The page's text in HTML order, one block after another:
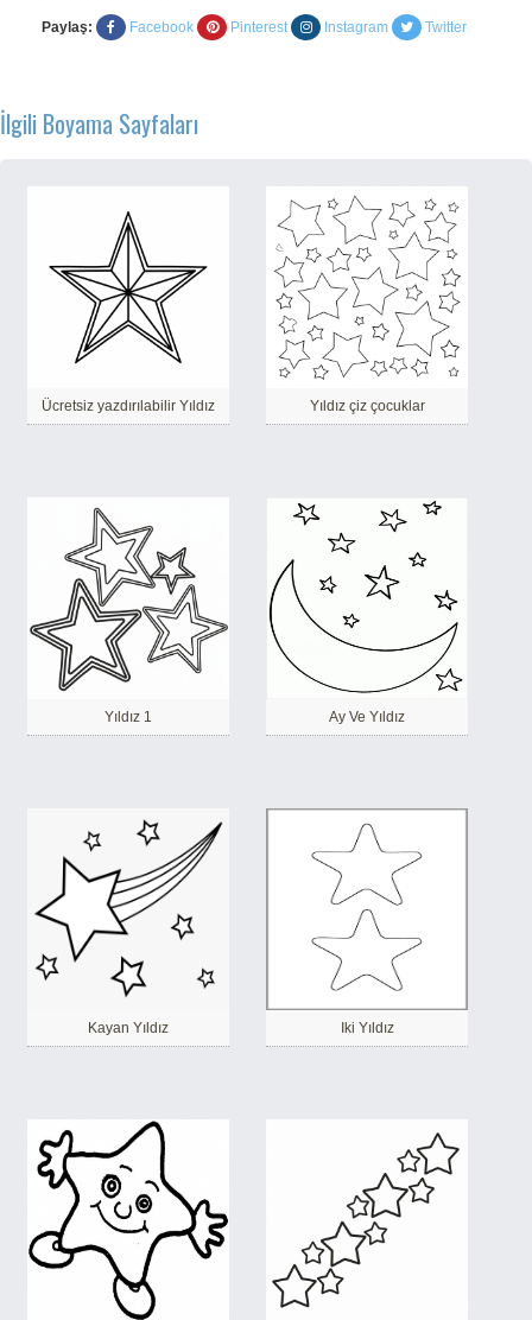
Paylaş: Facebook Pinterest Instagram Twitter
İlgili Boyama Sayfaları
Ücretsiz yazdırılabilir Yıldız Yıldız çiz çocuklar
Yıldız 1 Ay Ve Yıldız
Kayan Yıldız Iki Yıldız